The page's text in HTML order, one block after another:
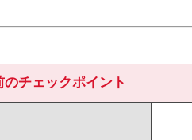
のチェックポイント